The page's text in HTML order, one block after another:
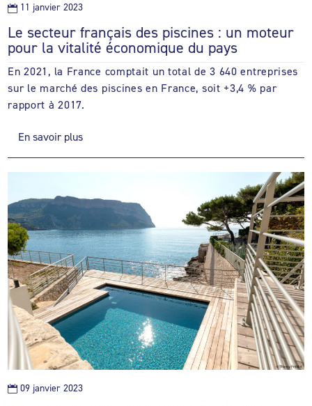
Le secteur français des piscines : un moteur
pour la vitalité économique du pays
En 2021, la France comptait un total de 3 640 entreprises
sur le marché des piscines en France, soit +3,4 % par
rapport à 2017.
En savoir plus
 11 janvier 2023
 09 janvier 2023